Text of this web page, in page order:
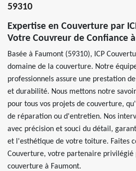
59310
Expertise en Couverture par
Votre Couvreur de Confiance
Basée à Faumont (59310), ICP
domaine de la couverture. Notre
professionnels assure une prestation
et durabilité. Nous mettons notre
pour tous vos projets de couverture,
de réparation ou d'entretien. Nos
avec précision et souci du détail,
et l'esthétique de votre toiture. Faites
Couverture, votre partenaire privilégié
couverture à Faumont.